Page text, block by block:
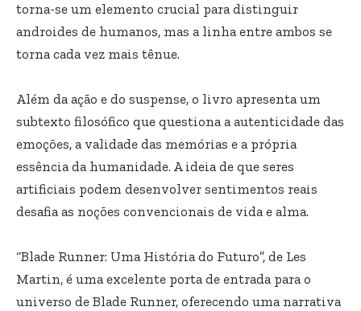
torna-se um elemento crucial para distinguir
androides de humanos, mas a linha entre ambos se
torna cada vez mais tênue.
Além da ação e do suspense, o livro apresenta um
subtexto filosófico que questiona a autenticidade das
emoções, a validade das memórias e a própria
essência da humanidade. A ideia de que seres
artificiais podem desenvolver sentimentos reais
desafia as noções convencionais de vida e alma.
“Blade Runner: Uma História do Futuro”, de Les
Martin, é uma excelente porta de entrada para o
universo de Blade Runner, oferecendo uma narrativa